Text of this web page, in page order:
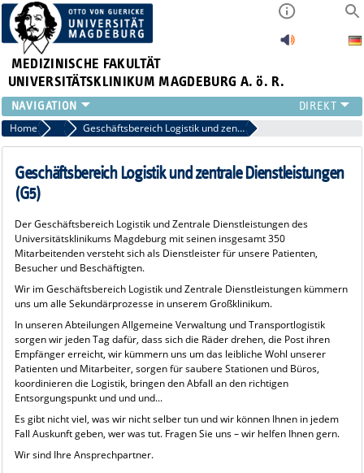
MEDIZINISCHE FAKULTÄT
UNIVERSITÄTSKLINIKUM MAGDEBURG A. ö. R.
INSTITUTE
KLINIKEN
ZENTRALE EINRICHTUNGEN
FORSCHUNG
ÜBER UNS
INTERNATIONAL
INTRANET
Home Kaufmännisches Direktorat Geschäftsbereich Logistik und zentrale Dienstleistungen (G5)
Geschäftsbereich Logistik und zentrale Dienstleistungen
(G5)
Der Geschäftsbereich Logistik und Zentrale Dienstleistungen des
Universitätsklinikums Magdeburg mit seinen insgesamt 350
Mitarbeitenden versteht sich als Dienstleister für unsere Patienten,
Besucher und Beschäftigten.
Wir im Geschäftsbereich Logistik und Zentrale Dienstleistungen kümmern
uns um alle Sekundärprozesse in unserem Großklinikum.
In unseren Abteilungen Allgemeine Verwaltung und Transportlogistik
sorgen wir jeden Tag dafür, dass sich die Räder drehen, die Post ihren
Empfänger erreicht, wir kümmern uns um das leibliche Wohl unserer
Patienten und Mitarbeiter, sorgen für saubere Stationen und Büros,
koordinieren die Logistik, bringen den Abfall an den richtigen
Entsorgungspunkt und und und...
Es gibt nicht viel, was wir nicht selber tun und wir können Ihnen in jedem
Fall Auskunft geben, wer was tut. Fragen Sie uns – wir helfen Ihnen gern.
Wir sind Ihre Ansprechpartner.